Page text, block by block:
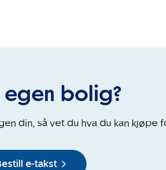
egen bolig?
din, så vet du hva du kan kjøpe
e-takst